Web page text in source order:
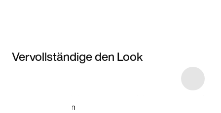
Vervollständige den Look
Modell anzeigen